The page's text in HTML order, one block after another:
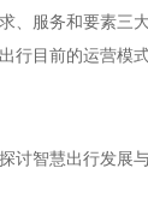
、服务和要素三
行目前的运营模